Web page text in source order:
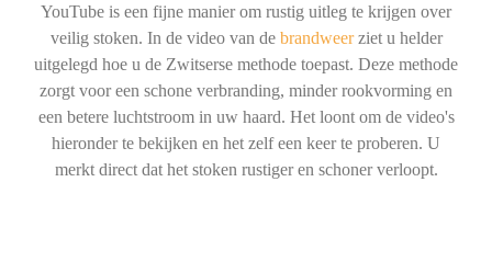
YouTube is een fijne manier om rustig uitleg te krijgen over
veilig stoken. In de video van de brandweerziet u helder
uitgelegd hoe u de Zwitserse methode toepast. Deze methode
zorgt voor een schone verbranding, minder rookvorming en
een betere luchtstroom in uw haard. Het loont om de video's
hieronder te bekijken en het zelf een keer te proberen. U
merkt direct dat het stoken rustiger en schoner verloopt.